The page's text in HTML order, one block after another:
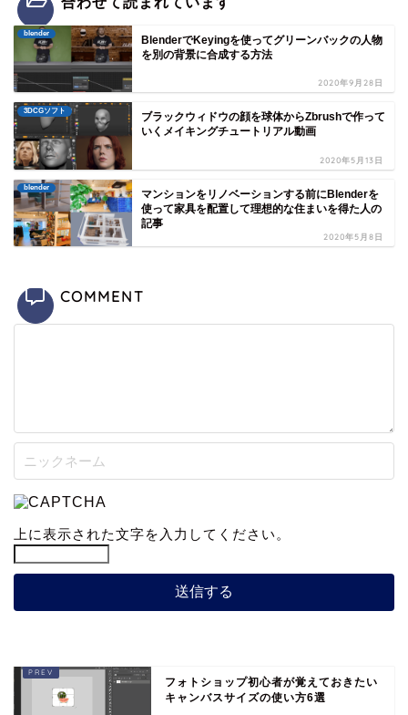
blender
BlenderでKeyingを使ってグリーンバックの人物
を別の背景に合成する方法
2020年9月28日
3DCGソフト
ブラックウィドウの顔を球体からZbrushで作って
いくメイキングチュートリアル動画
2020年5月13日
blender
マンションをリノベーションする前にBlenderを
使って家具を配置して理想的な住まいを得た人の
記事
2020年5月8日
COMMENT
上に表示された文字を入力してください。
フォトショップ初心者が覚えておきたい
キャンバスサイズの使い方6選